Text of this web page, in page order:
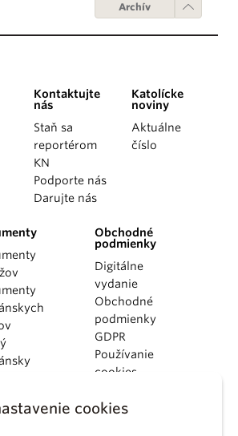
cookies
Archív
Kontaktujte
nás
Staň sa
reportérom
KN
Podporte nás
Darujte nás
Katolícke
noviny
Aktuálne
číslo
Obchodné
podmienky
Digitálne
vydanie
Obchodné
podmienky
GDPR
Používanie
cookies